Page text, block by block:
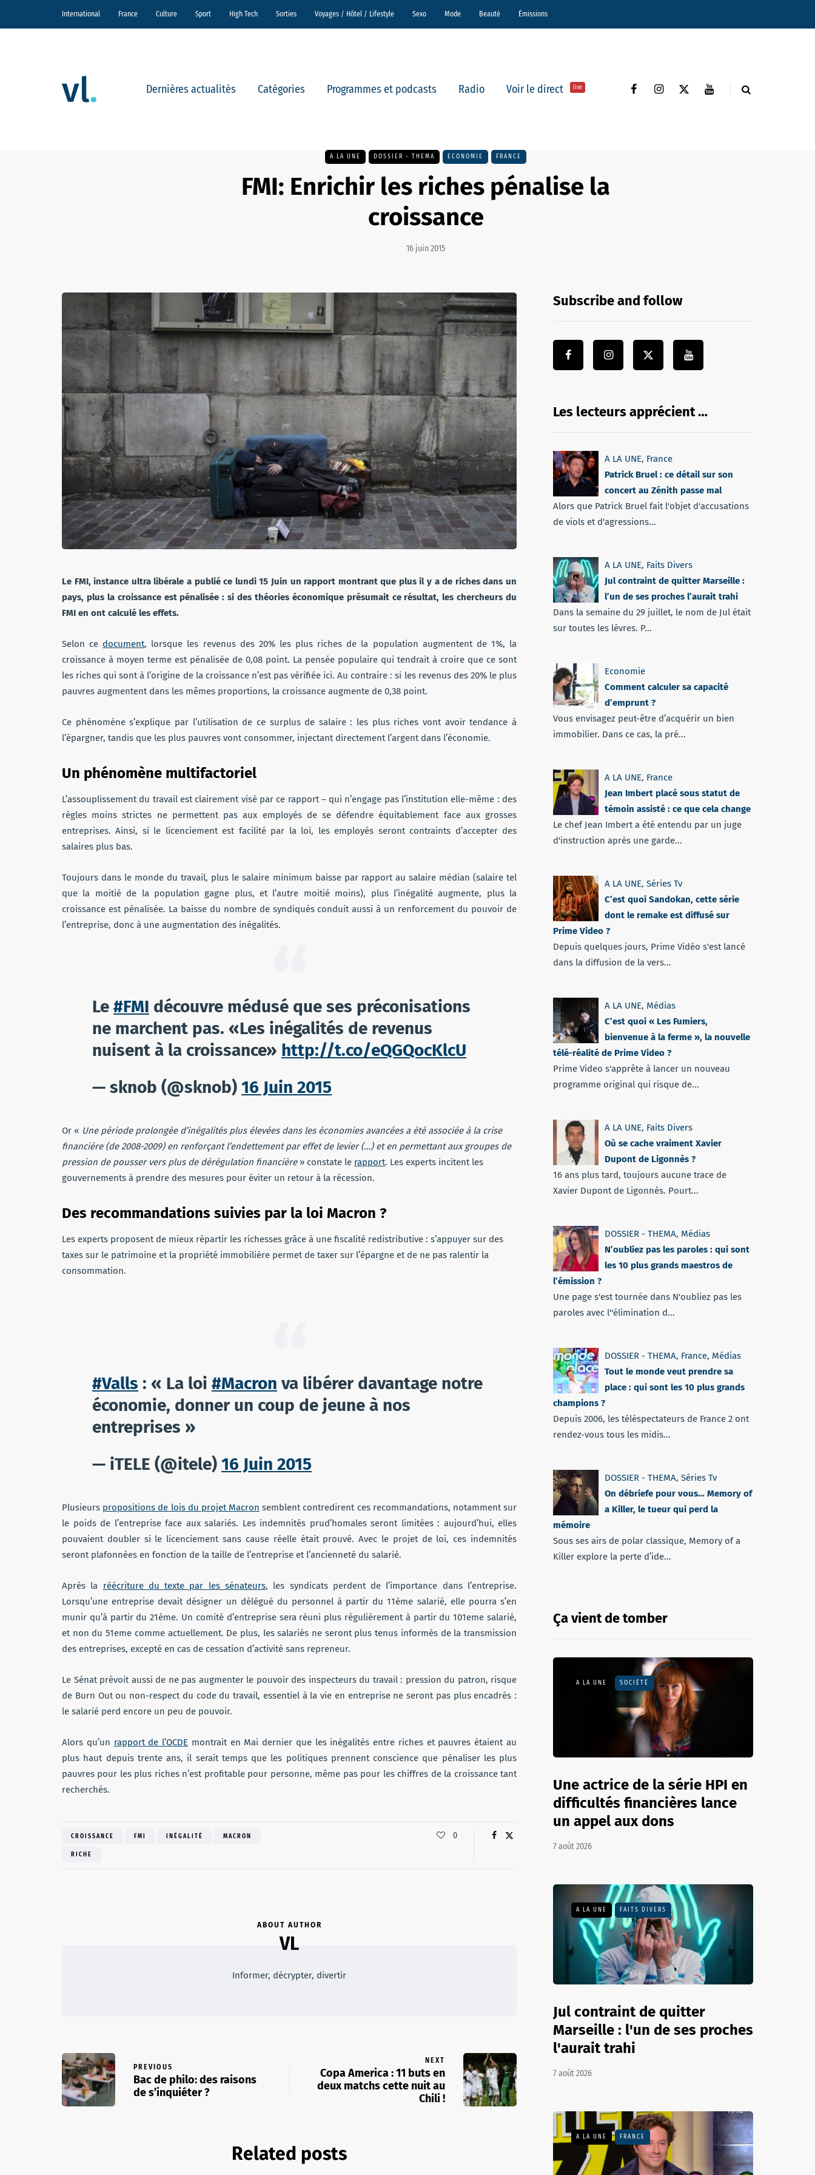
International France Culture Sport High Tech Sorties Voyages / Hôtel / Lifestyle Sexo Mode Beauté Émissions
Dernières actualités Catégories Programmes et podcasts Radio Voir le direct live
A LA UNE DOSSIER - THEMA ECONOMIE FRANCE
FMI: Enrichir les riches pénalise la
croissance
16 juin 2015
Le FMI, instance ultra libérale a publié ce lundi 15 Juin un rapport montrant que plus il y a de riches dans un
pays, plus la croissance est pénalisée : si des théories économique présumait ce résultat, les chercheurs du
FMI en ont calculé les effets.
Selon ce document, lorsque les revenus des 20% les plus riches de la population augmentent de 1%, la
croissance à moyen terme est pénalisée de 0,08 point. La pensée populaire qui tendrait à croire que ce sont
les riches qui sont à l’origine de la croissance n’est pas vérifiée ici. Au contraire : si les revenus des 20% le plus
pauvres augmentent dans les mêmes proportions, la croissance augmente de 0,38 point.
Ce phénomène s’explique par l’utilisation de ce surplus de salaire : les plus riches vont avoir tendance à
l’épargner, tandis que les plus pauvres vont consommer, injectant directement l’argent dans l’économie.
Un phénomène multifactoriel
L’assouplissement du travail est clairement visé par ce rapport – qui n’engage pas l’institution elle-même : des
règles moins strictes ne permettent pas aux employés de se défendre équitablement face aux grosses
entreprises. Ainsi, si le licenciement est facilité par la loi, les employés seront contraints d’accepter des
salaires plus bas.
Toujours dans le monde du travail, plus le salaire minimum baisse par rapport au salaire médian (salaire tel
que la moitié de la population gagne plus, et l’autre moitié moins), plus l’inégalité augmente, plus la
croissance est pénalisée. La baisse du nombre de syndiqués conduit aussi à un renforcement du pouvoir de
l’entreprise, donc à une augmentation des inégalités.
Le #FMI découvre médusé que ses préconisations
ne marchent pas. «Les inégalités de revenus
nuisent à la croissance» http://t.co/eQGQocKlcU
— sknob (@sknob) 16 Juin 2015
Or « Une période prolongée d’inégalités plus élevées dans les économies avancées a été associée à la crise
financière (de 2008-2009) en renforçant l’endettement par effet de levier (…) et en permettant aux groupes de
pression de pousser vers plus de dérégulation financière» constate le rapport. Les experts incitent les
gouvernements à prendre des mesures pour éviter un retour à la récession.
Des recommandations suivies par la loi Macron ?
Les experts proposent de mieux répartir les richesses grâce à une fiscalité redistributive : s’appuyer sur des
taxes sur le patrimoine et la propriété immobilière permet de taxer sur l’épargne et de ne pas ralentir la
consommation.
#Valls : « La loi #Macron va libérer davantage notre
économie, donner un coup de jeune à nos
entreprises »
— iTELE (@itele) 16 Juin 2015
Plusieurs propositions de lois du projet Macron semblent contredirent ces recommandations, notamment sur
le poids de l’entreprise face aux salariés. Les indemnités prud’homales seront limitées : aujourd’hui, elles
pouvaient doubler si le licenciement sans cause réelle était prouvé. Avec le projet de loi, ces indemnités
seront plafonnées en fonction de la taille de l’entreprise et l’ancienneté du salarié.
Après la réécriture du texte par les sénateurs, les syndicats perdent de l’importance dans l’entreprise.
Lorsqu’une entreprise devait désigner un délégué du personnel à partir du 11ème salarié, elle pourra s’en
munir qu’à partir du 21ème. Un comité d’entreprise sera réuni plus régulièrement à partir du 101eme salarié,
et non du 51eme comme actuellement. De plus, les salariés ne seront plus tenus informés de la transmission
des entreprises, excepté en cas de cessation d’activité sans repreneur.
Le Sénat prévoit aussi de ne pas augmenter le pouvoir des inspecteurs du travail : pression du patron, risque
de Burn Out ou non-respect du code du travail, essentiel à la vie en entreprise ne seront pas plus encadrés :
le salarié perd encore un peu de pouvoir.
Alors qu’un rapport de l’OCDE montrait en Mai dernier que les inégalités entre riches et pauvres étaient au
plus haut depuis trente ans, il serait temps que les politiques prennent conscience que pénaliser les plus
pauvres pour les plus riches n’est profitable pour personne, même pas pour les chiffres de la croissance tant
recherchés.
CROISSANCE FMI INÉGALITÉ MACRON
RICHE
0
ABOUT AUTHOR
VL
Informer, décrypter, divertir
PREVIOUS
Bac de philo: des raisons
de s’inquiéter ?
NEXT
Copa America : 11 buts en
deux matchs cette nuit au
Chili !
Related posts
Subscribe and follow
Les lecteurs apprécient …
A LA UNE, France
Patrick Bruel : ce détail sur son
concert au Zénith passe mal
Alors que Patrick Bruel fait l'objet d'accusations
de viols et d'agressions...
A LA UNE, Faits Divers
Jul contraint de quitter Marseille :
l’un de ses proches l’aurait trahi
Dans la semaine du 29 juillet, le nom de Jul était
sur toutes les lèvres. P...
Economie
Comment calculer sa capacité
d’emprunt ?
Vous envisagez peut-être d’acquérir un bien
immobilier. Dans ce cas, la pré...
A LA UNE, France
Jean Imbert placé sous statut de
témoin assisté : ce que cela change
Le chef Jean Imbert a été entendu par un juge
d'instruction après une garde...
A LA UNE, Séries Tv
C’est quoi Sandokan, cette série
dont le remake est diffusé sur
Prime Video ?
Depuis quelques jours, Prime Vidéo s'est lancé
dans la diffusion de la vers...
A LA UNE, Médias
C’est quoi « Les Fumiers,
bienvenue à la ferme », la nouvelle
télé-réalité de Prime Video ?
Prime Video s'apprête à lancer un nouveau
programme original qui risque de...
A LA UNE, Faits Divers
Où se cache vraiment Xavier
Dupont de Ligonnès ?
16 ans plus tard, toujours aucune trace de
Xavier Dupont de Ligonnès. Pourt...
DOSSIER - THEMA, Médias
N’oubliez pas les paroles : qui sont
les 10 plus grands maestros de
l’émission ?
Une page s'est tournée dans N'oubliez pas les
paroles avec l''élimination d...
DOSSIER - THEMA, France, Médias
Tout le monde veut prendre sa
place : qui sont les 10 plus grands
champions ?
Depuis 2006, les téléspectateurs de France 2 ont
rendez-vous tous les midis...
DOSSIER - THEMA, Séries Tv
On débriefe pour vous… Memory of
a Killer, le tueur qui perd la
mémoire
Sous ses airs de polar classique, Memory of a
Killer explore la perte d’ide...
Ça vient de tomber
A LA UNE SOCIÉTÉ
Une actrice de la série HPI en
difficultés financières lance
un appel aux dons
7 août 2026
A LA UNE FAITS DIVERS
Jul contraint de quitter
Marseille : l'un de ses proches
l'aurait trahi
7 août 2026
A LA UNE FRANCE